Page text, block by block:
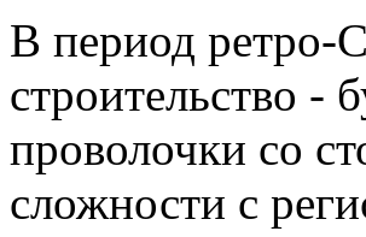
В период ретро-
строительство -
проволочки со
сложности с